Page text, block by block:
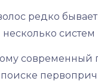
редко
современный
поиске